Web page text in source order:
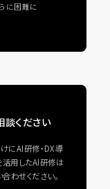
に困難に
談ください
にAI研修・DX導
活用したAI研修は
わせください。